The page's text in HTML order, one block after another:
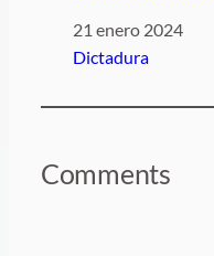
Fecha
21 enero 2024
Respecto a
Dictadura
Comments